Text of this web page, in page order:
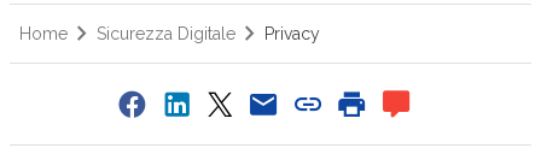
Home Sicurezza Digitale Privacy